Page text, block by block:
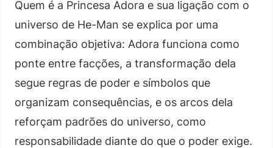
Quem é a Princesa Adora e sua ligação com o
universo de He-Man se explica por uma
combinação objetiva: Adora funciona como
ponte entre facções, a transformação dela
segue regras de poder e símbolos que
organizam consequências, e os arcos dela
reforçam padrões do universo, como
responsabilidade diante do que o poder exige.